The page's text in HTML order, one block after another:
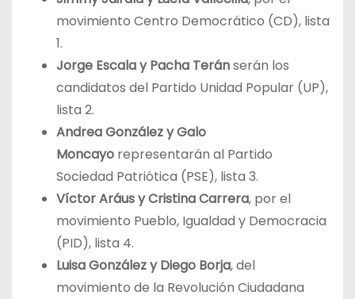
movimiento Centro Democrático (CD), lista
1.
Jorge Escala y Pacha Teránserán los
candidatos del Partido Unidad Popular (UP),
lista 2.
Andrea González y Galo
Moncayo representarán al Partido
Sociedad Patriótica (PSE), lista 3.
Víctor Aráus y Cristina Carrera, por el
movimiento Pueblo, Igualdad y Democracia
(PID), lista 4.
Luisa González y Diego Borja, del
movimiento de la Revolución Ciudadana